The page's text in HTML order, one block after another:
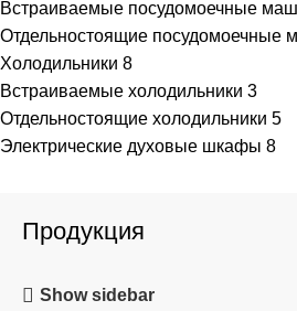
Встраиваемые посудомоечные
Отдельностоящие посудомоечные
Холодильники 8
Встраиваемые холодильники 3
Отдельностоящие холодильники 5
Электрические духовые шкафы 8
Продукция
Show sidebar